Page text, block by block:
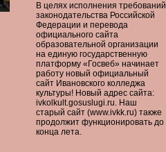
В целях исполнения требований
законодательства Российской
Федерации и перевода
официального сайта
образовательной организации
на единую государственную
платформу «Госвеб» начинает
работу новый официальный
сайт Ивановского колледжа
культуры! Новый адрес сайта:
ivkolkult.gosuslugi.ru. Наш
старый сайт (www.ivkk.ru) также
продолжит функционировать до
конца лета.